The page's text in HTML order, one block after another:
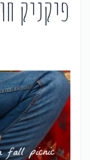
פיקניק